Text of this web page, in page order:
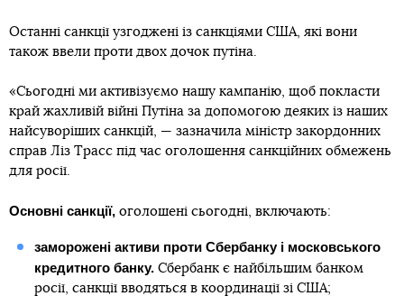
Останні санкції узгоджені із санкціями США, які вони
також ввели проти двох дочок путіна.
«Сьогодні ми активізуємо нашу кампанію, щоб покласти
край жахливій війні Путіна за допомогою деяких із наших
найсуворіших санкцій, — зазначила міністр закордонних
справ Ліз Трасс під час оголошення санкційних обмежень
для росії.
Основні санкції, оголошені сьогодні, включають:
заморожені активи проти Сбербанку і московського
кредитного банку. Сбербанк є найбільшим банком
росії, санкції вводяться в координації зі США;